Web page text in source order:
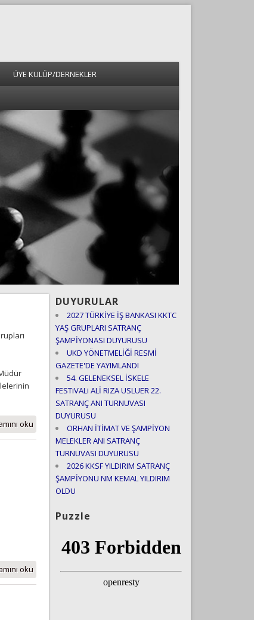
ÜYE KULÜP/DERNEKLER
oku
oku
DUYURULAR
2027 TÜRKİYE İŞ BANKASI KKTC
YAŞ GRUPLARI SATRANÇ
ŞAMPİYONASI DUYURUSU
UKD YÖNETMELİĞİ RESMİ
GAZETE'DE YAYIMLANDI
54. GELENEKSEL İSKELE
FESTiVALi ALİ RIZA USLUER 22.
SATRANÇ ANI TURNUVASI
DUYURUSU
ORHAN İTİMAT VE ŞAMPİYON
MELEKLER ANI SATRANÇ
TURNUVASI DUYURUSU
2026 KKSF YILDIRIM SATRANÇ
ŞAMPİYONU NM KEMAL YILDIRIM
OLDU
Puzzle